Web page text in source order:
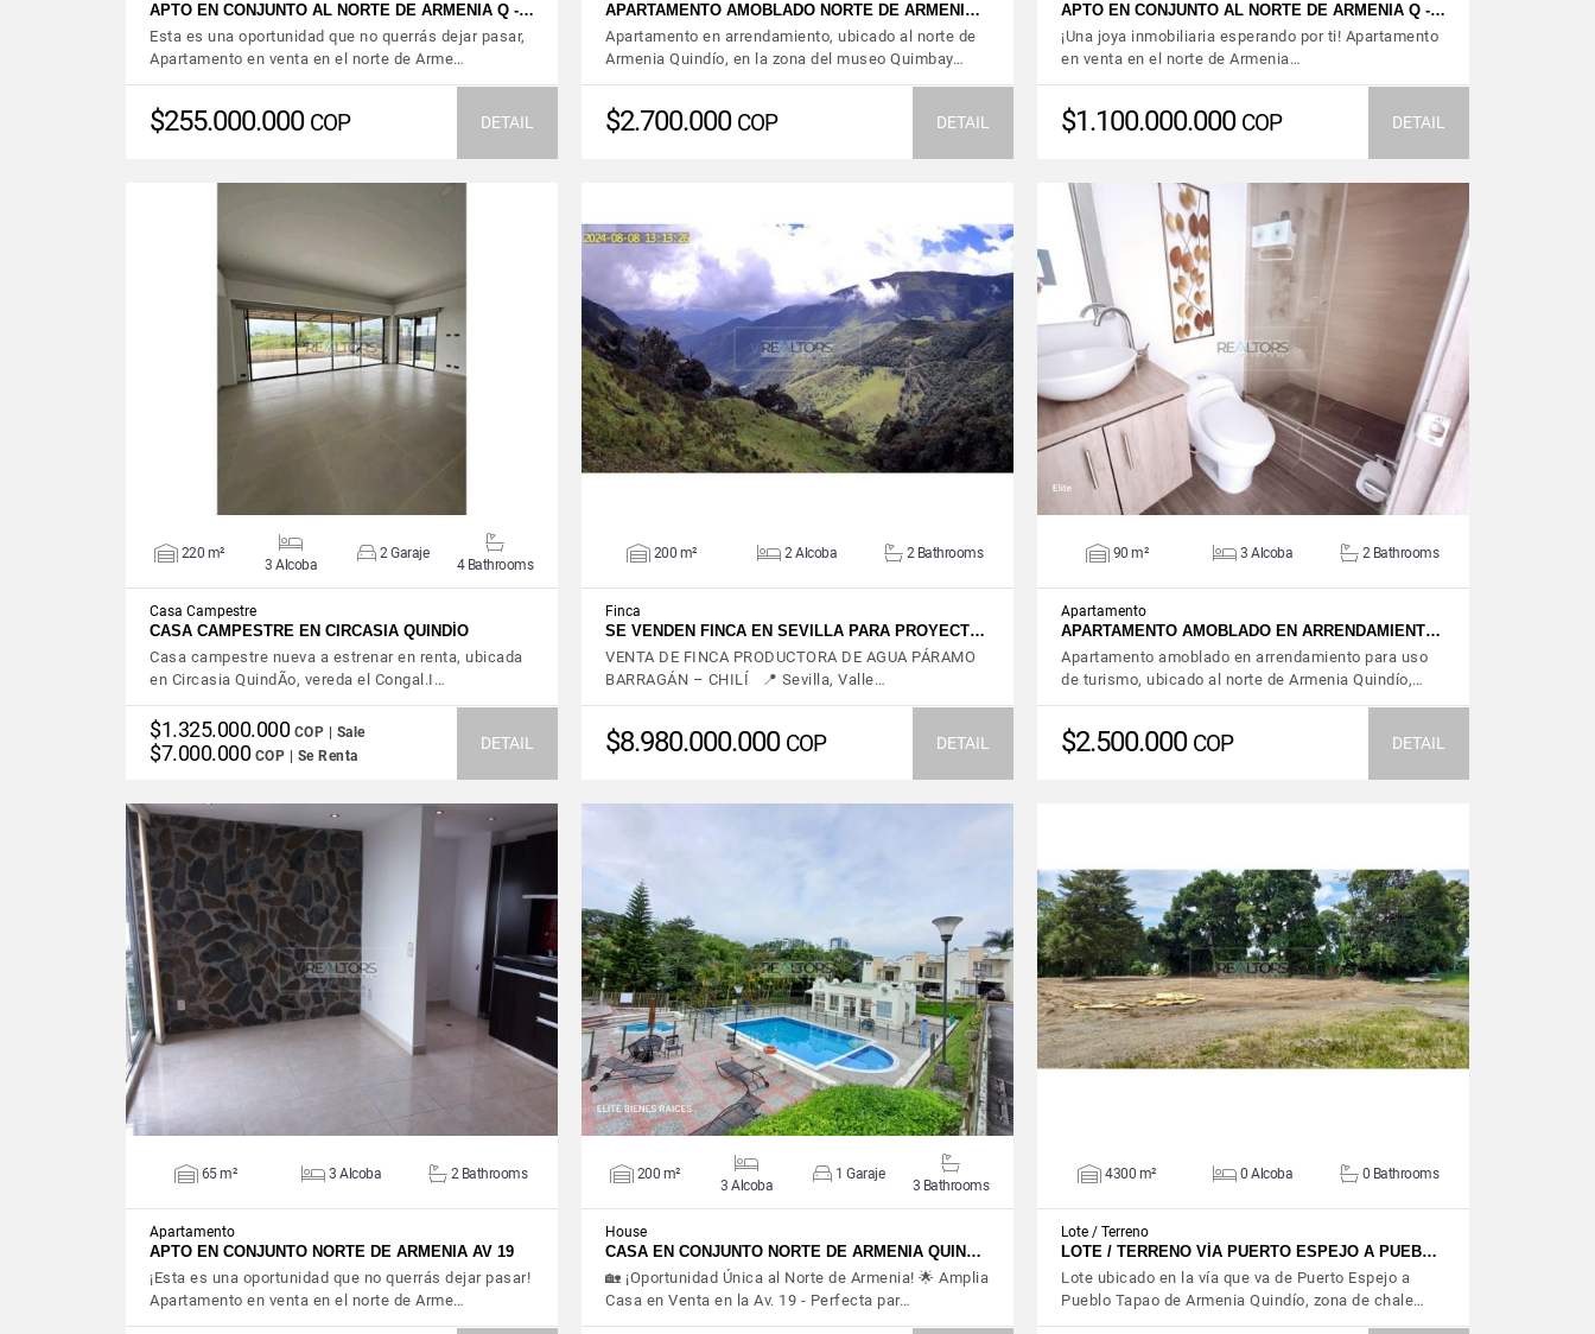
APTO EN CONJUNTO AL NORTE DE ARMENIA Q -…
Esta es una oportunidad que no querrás dejar pasar,
Apartamento en venta en el norte de Arme…
$255.000.000 COP DETAIL
APARTAMENTO AMOBLADO NORTE DE ARMENI…
Apartamento en arrendamiento, ubicado al norte de
Armenia Quindío, en la zona del museo Quimbay…
$2.700.000 COP DETAIL
APTO EN CONJUNTO AL NORTE DE ARMENIA Q -…
¡Una joya inmobiliaria esperando por ti! Apartamento
en venta en el norte de Armenia…
$1.100.000.000 COP DETAIL
VIEW DETAILS
220 m²
3 Alcoba
2 Garaje
4 Bathrooms
Casa Campestre
CASA CAMPESTRE EN CIRCASIA QUINDÍO
Casa campestre nueva a estrenar en renta, ubicada
en Circasia QuindÃ­o, vereda el Congal.I…
$1.325.000.000 COP | Sale
$7.000.000 COP | Se Renta
DETAIL
VIEW DETAILS
200 m² 2 Alcoba 2 Bathrooms
Finca
SE VENDEN FINCA EN SEVILLA PARA PROYECT…
VENTA DE FINCA PRODUCTORA DE AGUA PÁRAMO
BARRAGÁN – CHILÍ 📍 Sevilla, Valle…
$8.980.000.000 COP DETAIL
VIEW DETAILS
90 m² 3 Alcoba 2 Bathrooms
Apartamento
APARTAMENTO AMOBLADO EN ARRENDAMIENT…
Apartamento amoblado en arrendamiento para uso
de turismo, ubicado al norte de Armenia Quindío,…
$2.500.000 COP DETAIL
VIEW DETAILS
65 m² 3 Alcoba 2 Bathrooms
Apartamento
APTO EN CONJUNTO NORTE DE ARMENIA AV 19
¡Esta es una oportunidad que no querrás dejar pasar!
Apartamento en venta en el norte de Arme…
VIEW DETAILS
200 m²
3 Alcoba
1 Garaje
3 Bathrooms
House
CASA EN CONJUNTO NORTE DE ARMENIA QUIN…
🏡 ¡Oportunidad Única al Norte de Armenia! 🌟 Amplia
Casa en Venta en la Av. 19 - Perfecta par…
VIEW DETAILS
4300 m² 0 Alcoba 0 Bathrooms
Lote / Terreno
LOTE / TERRENO VÍA PUERTO ESPEJO A PUEB…
Lote ubicado en la vía que va de Puerto Espejo a
Pueblo Tapao de Armenia Quindío, zona de chale…